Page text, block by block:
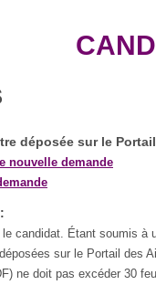
déposée sur le
nouvelle demande
candidat. Étant soumis
sur le Portail des
ne doit pas excéder 30